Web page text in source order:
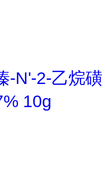
-N'-2-乙烷磺
10g